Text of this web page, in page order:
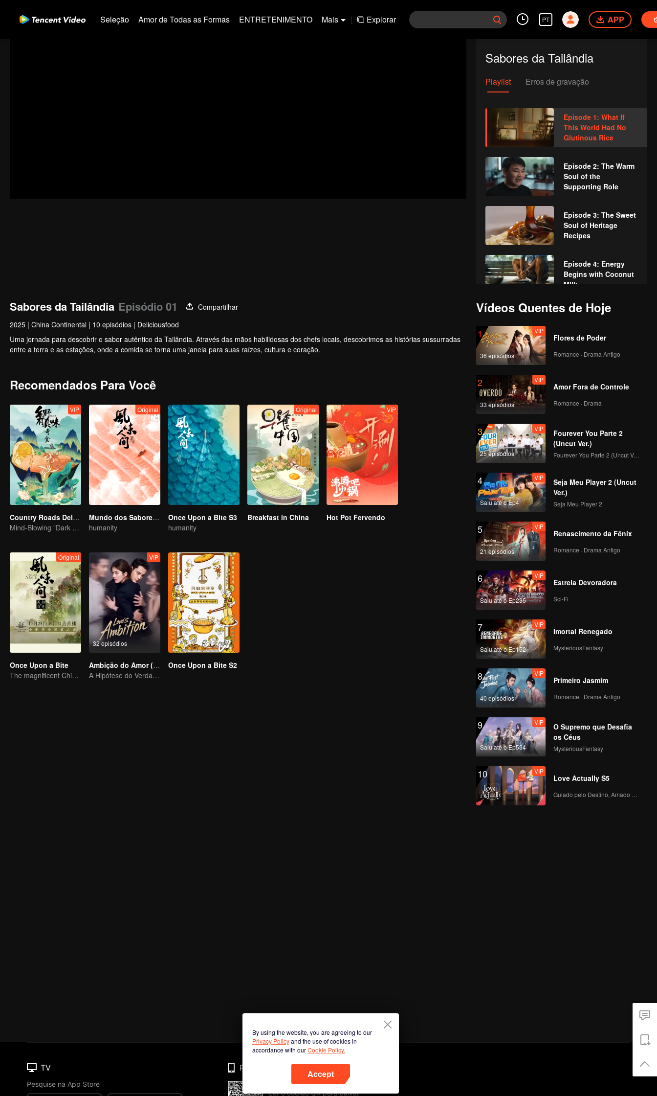
Seleção Amor de Todas as Formas ENTRETENIMENTO Mais | Explorar PT APP
Sabores da Tailândia
Playlist Erros de gravação
Episode 1: What If
This World Had No
Glutinous Rice
Episode 2: The Warm
Soul of the
Supporting Role
Episode 3: The Sweet
Soul of Heritage
Recipes
Episode 4: Energy
Begins with Coconut
Milk.
Episode 5: Sweet
Desserts Bring to Life
Childhood
Heritage in a Bowl
Episode 8: Pla Ra:
Holds Isan Memories
Episode 9: Basil:
Tells a Story
Sabores da Tailândia Episódio 01
Compartilhar
2025 | China Continental | 10 episódios | Deliciousfood
Uma jornada para descobrir o sabor autêntico da Tailândia. Através das mãos habilidosas dos chefs locais, descobrimos as histórias sussurradas
entre a terra e as estações, onde a comida se torna uma janela para suas raízes, cultura e coração.
Recomendados Para Você
VIP
Country Roads Delicious Foods 3
Mind-Blowing "Dark Cuisine" That Defies Taste Buds
Original
Mundo dos Sabores 2.° Temporada
humanity
Once Upon a Bite S3
humanity
Original
Breakfast in China
VIP
Hot Pot Fervendo
Original
Once Upon a Bite
The magnificent Chinese food culture in a global view
32 episódios
VIP
Ambição do Amor (Versão em Inglês)
A Hipótese do Verdadeiro Amor entre Zhao Lusi e Chen Weiting
Once Upon a Bite S2
Vídeos Quentes de Hoje
1
36 episódios
VIP
Flores de Poder
Romance · Drama Antigo
2
33 episódios
VIP
Amor Fora de Controle
Romance · Drama
3
25 episódios
VIP
Fourever You Parte 2
(Uncut Ver.)
Fourever You Parte 2 (Uncut Ver.)
4
Saiu até o Ep4
VIP
Seja Meu Player 2 (Uncut
Ver.)
Seja Meu Player 2
5
21 episódios
VIP
Renascimento da Fênix
Romance · Drama Antigo
6
Saiu até o Ep235
VIP
Estrela Devoradora
Sci-Fi
7
Saiu até o Ep152
VIP
Imortal Renegado
MysteriousFantasy
8
40 episódios
VIP
Primeiro Jasmim
Romance · Drama Antigo
9
Saiu até o Ep534
VIP
O Supremo que Desafia
os Céus
MysteriousFantasy
10 VIP
Love Actually S5
By using the website, you are agreeing to our
Privacy Policyand the use of cookies in
accordance with ourCookie Policy.
Accept
TV
Pesquise na App Store
Phone
Ler o código QR para baixar